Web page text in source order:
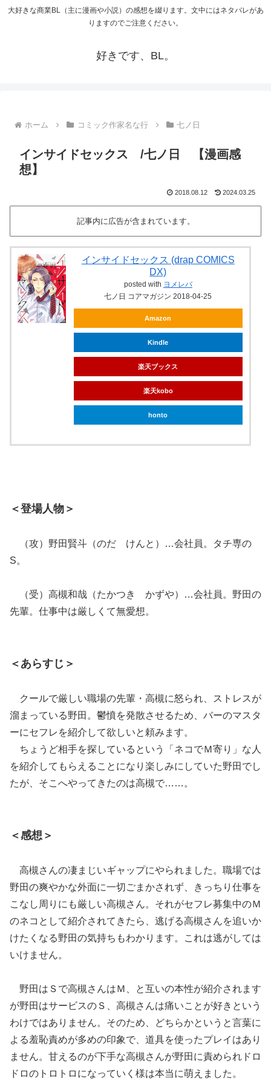
大好きな商業BL（主に漫画や小説）の感想を綴ります。文中にはネタバレがあ
りますのでご注意ください。
好きです、BL。
ホーム コミック作家名な行 七ノ日
インサイドセックス /七ノ日 【漫画感
想】
2018.08.12 2024.03.25
記事内に広告が含まれています。
インサイドセックス (drap COMICS
DX)
posted with ヨメレバ
七ノ日 コアマガジン 2018-04-25
Amazon
Kindle
楽天ブックス
楽天kobo
honto
＜登場人物＞
（攻）野田賢斗（のだ けんと）…会社員。タチ専の
S。
（受）高槻和哉（たかつき かずや）…会社員。野田の
先輩。仕事中は厳しくて無愛想。
＜あらすじ＞
クールで厳しい職場の先輩・高槻に怒られ、ストレスが
溜まっている野田。鬱憤を発散させるため、バーのマスタ
ーにセフレを紹介して欲しいと頼みます。
ちょうど相手を探しているという「ネコでＭ寄り」な人
を紹介してもらえることになり楽しみにしていた野田でし
たが、そこへやってきたのは高槻で……。
＜感想＞
高槻さんの凄まじいギャップにやられました。職場では
野田の爽やかな外面に一切ごまかされず、きっちり仕事を
こなし周りにも厳しい高槻さん。それがセフレ募集中のＭ
のネコとして紹介されてきたら、逃げる高槻さんを追いか
けたくなる野田の気持ちもわかります。これは逃がしては
いけません。
野田はＳで高槻さんはＭ、と互いの本性が紹介されます
が野田はサービスのＳ、高槻さんは痛いことが好きという
わけではありません。そのため、どちらかというと言葉に
よる羞恥責めが多めの印象で、道具を使ったプレイはあり
ません。甘えるのが下手な高槻さんが野田に責められドロ
ドロのトロトロになっていく様は本当に萌えました。